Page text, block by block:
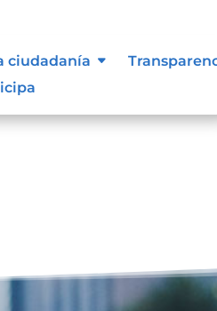
ciudadaníapor los entes